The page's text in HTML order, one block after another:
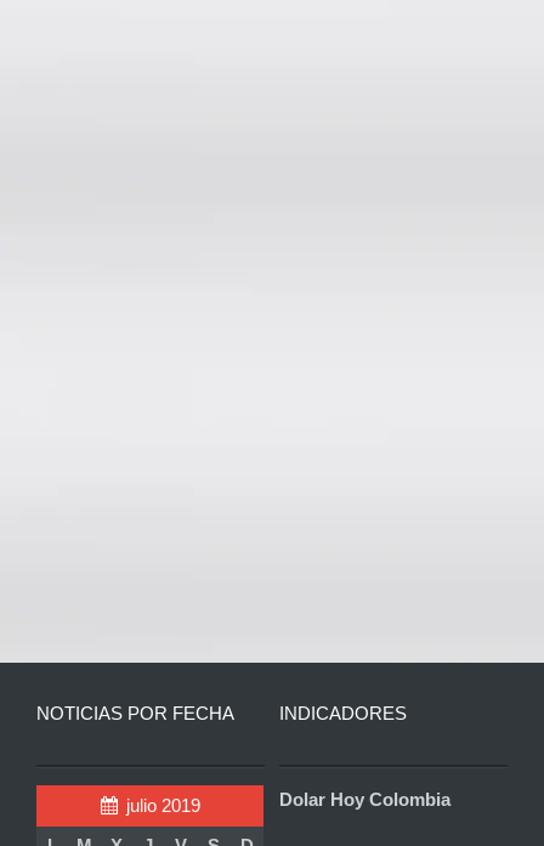
NOTICIAS POR FECHA
julio 2019
INDICADORES
Dolar Hoy Colombia